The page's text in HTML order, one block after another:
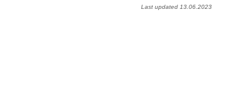
Last updated 13.06.2023